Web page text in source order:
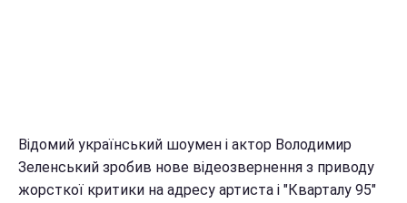
Відомий український шоумен і актор Володимир
Зеленський зробив нове відеозвернення з приводу
жорсткої критики на адресу артиста і "Кварталу 95"